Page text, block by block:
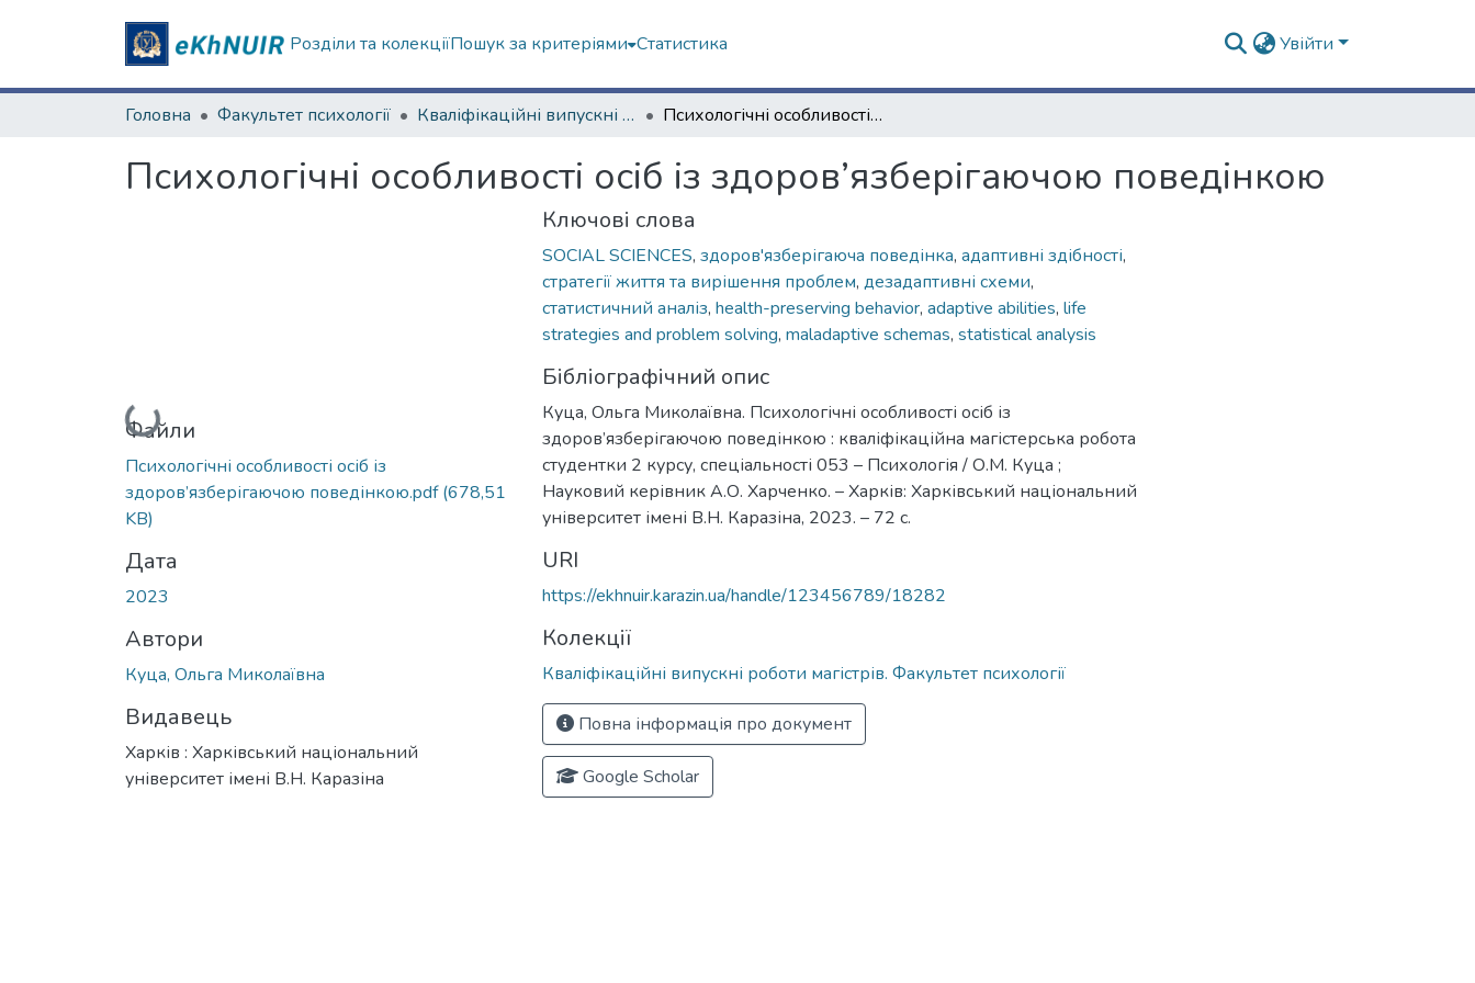
Розділи та колекціїПошук за критеріями Статистика Увійти
Головна Факультет психології Кваліфікаційні випускні роботи магістрів. Факультет психології Психологічні особливості осіб із здоров’язберігаючою поведінкою
Психологічні особливості осіб із здоров’язберігаючою поведінкою
Вантажиться...
Файли
Психологічні особливості осіб із
здоров’язберігаючою поведінкою.pdf(678,51
KB)
Дата
2023
Автори
Куца, Ольга Миколаївна
Видавець
Харків : Харківський національний
університет імені В.Н. Каразіна
Ключові слова
SOCIAL SCIENCES, здоров'язберігаюча поведінка, адаптивні здібності,
стратегії життя та вирішення проблем, дезадаптивні схеми,
статистичний аналіз, health-preserving behavior, adaptive abilities, life
strategies and problem solving, maladaptive schemas, statistical analysis
Бібліографічний опис
Куца, Ольга Миколаївна. Психологічні особливості осіб із
здоров’язберігаючою поведінкою : кваліфікаційна магістерська робота
студентки 2 курсу, спеціальності 053 – Психологія / О.М. Куца ;
Науковий керівник А.О. Харченко. – Харків: Харківський національний
університет імені В.Н. Каразіна, 2023. – 72 с.
URI
https://ekhnuir.karazin.ua/handle/123456789/18282
Колекції
Кваліфікаційні випускні роботи магістрів. Факультет психології
Повна інформація про документ
Google Scholar